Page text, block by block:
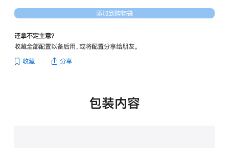
寸
MacBook
深
空
添加到购物袋
还拿不定主意？
收藏全部配置以备后用，或将配置分享给朋友。
收藏 分享
包装内容